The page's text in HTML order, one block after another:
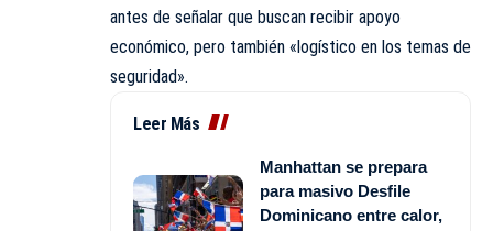
antes de señalar que buscan recibir apoyo
económico, pero también «logístico en los temas de
seguridad».
Leer Más
Manhattan se prepara
para masivo Desfile
Dominicano entre calor,